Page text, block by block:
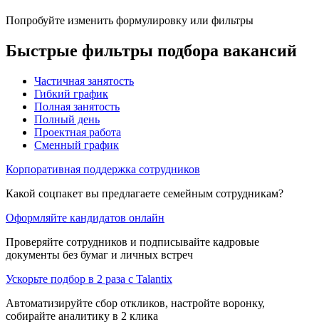
Попробуйте изменить формулировку или фильтры
Быстрые фильтры подбора вакансий
Частичная занятость
Гибкий график
Полная занятость
Полный день
Проектная работа
Сменный график
Корпоративная поддержка сотрудников
Какой соцпакет вы предлагаете семейным сотрудникам?
Оформляйте кандидатов онлайн
Проверяйте сотрудников и подписывайте кадровые
документы без бумаг и личных встреч
Ускорьте подбор в 2 раза с Talantix
Автоматизируйте сбор откликов, настройте воронку,
собирайте аналитику в 2 клика